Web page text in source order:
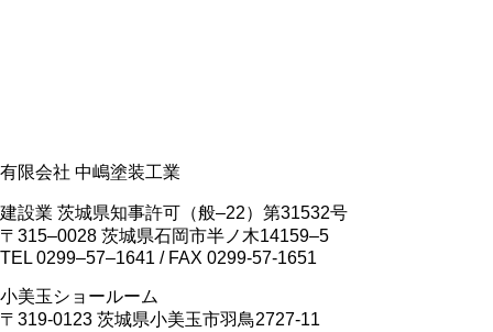
有限会社 中嶋塗装工業
建設業 茨城県知事許可（般‒22）第31532号
〒315‒0028 茨城県石岡市半ノ木14159‒5
TEL 0299‒57‒1641 / FAX 0299-57-1651
小美玉ショールーム
〒319-0123 茨城県小美玉市羽鳥2727-11